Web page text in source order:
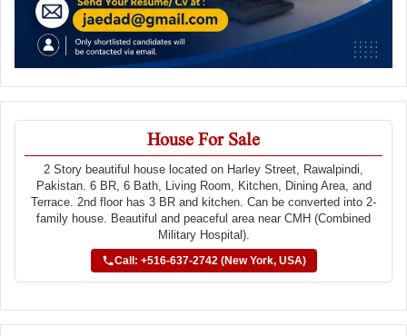
House For Sale
2 Story beautiful house located on Harley Street, Rawalpindi,
Pakistan. 6 BR, 6 Bath, Living Room, Kitchen, Dining Area, and
Terrace. 2nd floor has 3 BR and kitchen. Can be converted into 2-
family house. Beautiful and peaceful area near CMH (Combined
Military Hospital).
Call: +516-637-2742 (New York, USA)